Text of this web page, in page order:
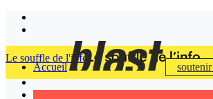
Accueil soutenir
Le souffle de l'info